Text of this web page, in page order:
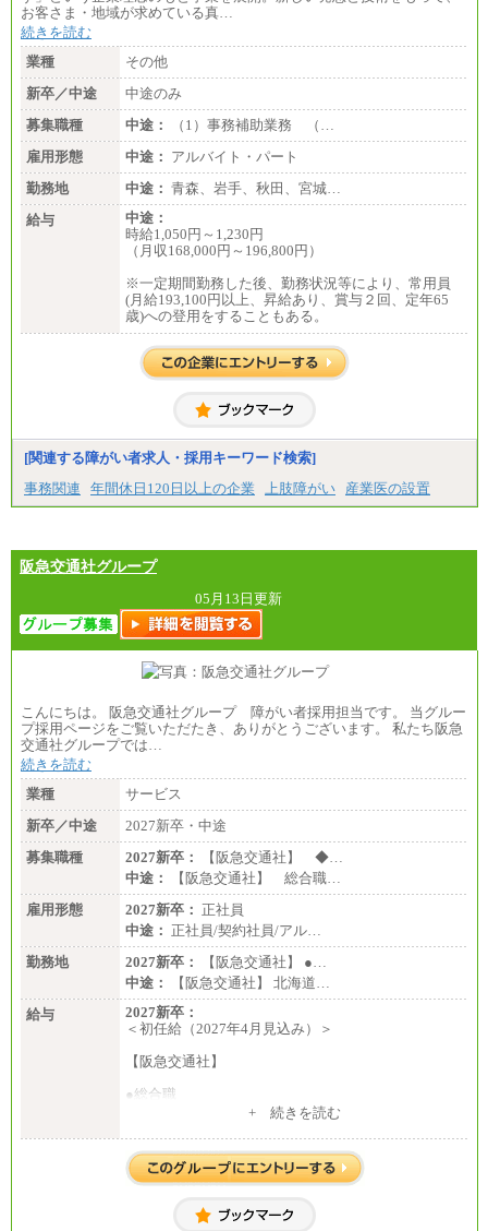
お客さま・地域が求めている真…
続きを読む
業種
その他
新卒／中途
中途のみ
募集職種
中途：
（1）事務補助業務 （…
雇用形態
中途： アルバイト・パート
勤務地
中途： 青森、岩手、秋田、宮城…
給与
中途：
時給1,050円～1,230円
（月収168,000円～196,800円）
※一定期間勤務した後、勤務状況等により、常用員
(月給193,100円以上、昇給あり、賞与２回、定年65
歳)への登用をすることもある。
[関連する障がい者求人・採用キーワード検索]
事務関連
年間休日120日以上の企業 上肢障がい 産業医の設置
阪急交通社グループ
05月13日更新
こんにちは。 阪急交通社グループ 障がい者採用担当です。 当グルー
プ採用ページをご覧いただたき、ありがとうございます。 私たち阪急
交通社グループでは…
続きを読む
業種
サービス
新卒／中途
2027新卒・中途
募集職種
2027新卒：
【阪急交通社】 ◆…
中途：
【阪急交通社】 総合職…
雇用形態
2027新卒： 正社員
中途： 正社員/契約社員/アル…
勤務地
2027新卒：
【阪急交通社】 ●…
中途：
【阪急交通社】 北海道…
給与
2027新卒：
＜初任給（2027年4月見込み）＞
【阪急交通社】
●総合職
(※3)、239,000円(※4)、237,000円（※5）
・専門・短大卒
(※3)、218,500円(※4)、216,500円（※5）
+ 続きを読む